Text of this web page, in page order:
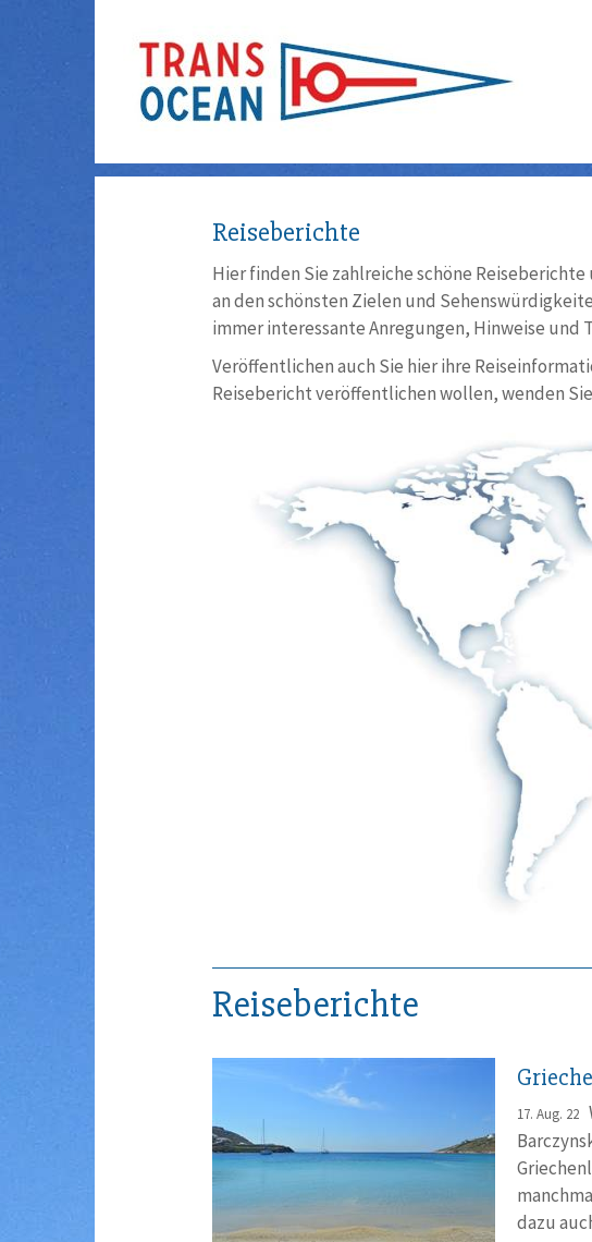
Reiseberichte
Hier finden Sie zahlreiche schöne
an den schönsten Zielen und
immer interessante Anregungen, Hinweise und
Veröffentlichen auch Sie hier ihre
Reisebericht veröffentlichen wollen, wenden
Reiseberichte
17. Aug. 22
dazu